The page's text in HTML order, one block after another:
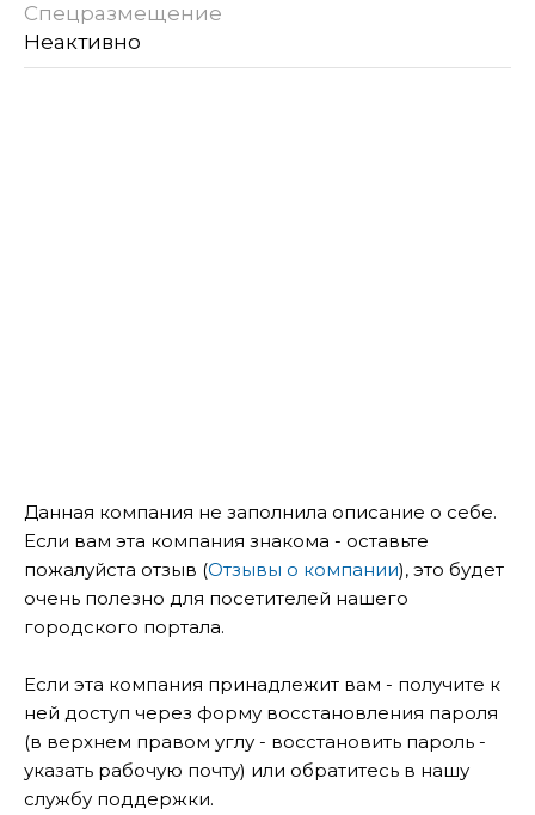
Спецразмещение
Неактивно
Данная компания не заполнила описание о себе.
Если вам эта компания знакома - оставьте
пожалуйста отзыв (Отзывы о компании), это будет
очень полезно для посетителей нашего
городского портала.
Если эта компания принадлежит вам - получите к
ней доступ через форму восстановления пароля
(в верхнем правом углу - восстановить пароль -
указать рабочую почту) или обратитесь в нашу
службу поддержки.